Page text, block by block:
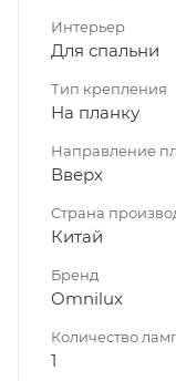
Интерьер
Для спальни
Тип крепления
На планку
Направление
Вверх
Страна
Китай
Бренд
Omnilux
Количество
1